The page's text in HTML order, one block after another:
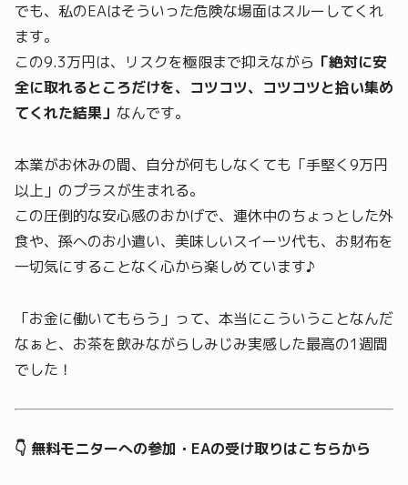
でも、私のEAはそういった危険な場面はスルーしてくれ
ます。
この9.3万円は、リスクを極限まで抑えながら 「絶対に安
全に取れるところだけを、コツコツ、コツコツと拾い集め
てくれた結果」 なんです。
本業がお休みの間、自分が何もしなくても「手堅く9万円
以上」のプラスが生まれる。
この圧倒的な安心感のおかげで、連休中のちょっとした外
食や、孫へのお小遣い、美味しいスイーツ代も、お財布を
一切気にすることなく心から楽しめています♪
「お金に働いてもらう」って、本当にこういうことなんだ
なぁと、お茶を飲みながらしみじみ実感した最高の1週間
でした！
👇 無料モニターへの参加・EAの受け取りはこちらから